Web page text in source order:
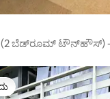
(2 ಬೆಡ್‌ರೂಮ್ ಟೌನ್‌ಹೌಸ್)